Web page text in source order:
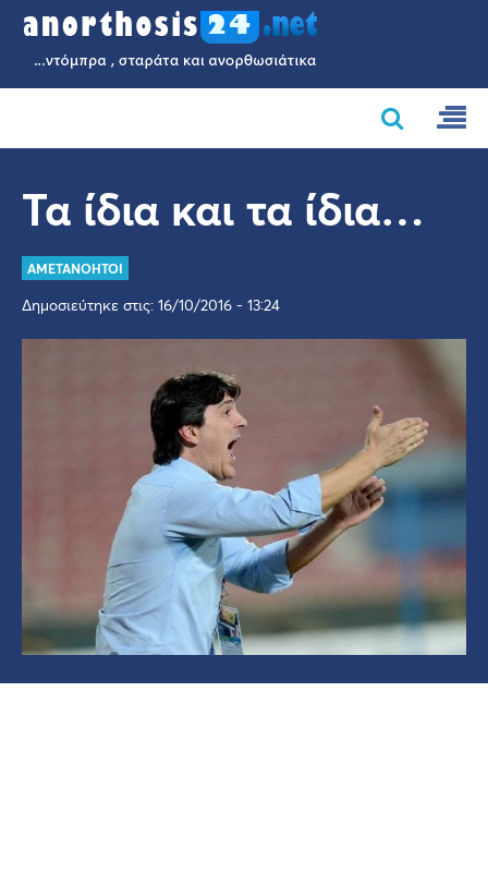
Τα ίδια και τα ίδια…
AMETANOHTOI
Δημοσιεύτηκε στις: 16/10/2016 - 13:24